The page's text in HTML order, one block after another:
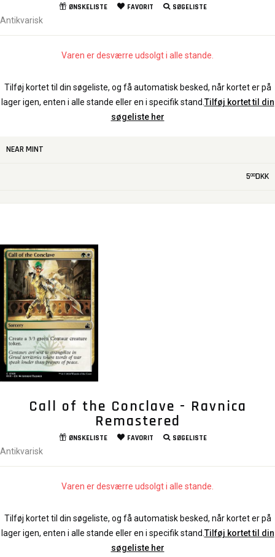
ØNSKELISTE FAVORIT SØGELISTE
Antikvarisk
Varen er desværre udsolgt i alle stande.
Tilføj kortet til din søgeliste, og få automatisk besked, når kortet er på
lager igen, enten i alle stande eller en i specifik stand. Tilføj kortet til din
søgeliste her
NEAR MINT
500DKK
Call of the Conclave - Ravnica
Remastered
ØNSKELISTE FAVORIT SØGELISTE
Antikvarisk
Varen er desværre udsolgt i alle stande.
Tilføj kortet til din søgeliste, og få automatisk besked, når kortet er på
lager igen, enten i alle stande eller en i specifik stand. Tilføj kortet til din
søgeliste her